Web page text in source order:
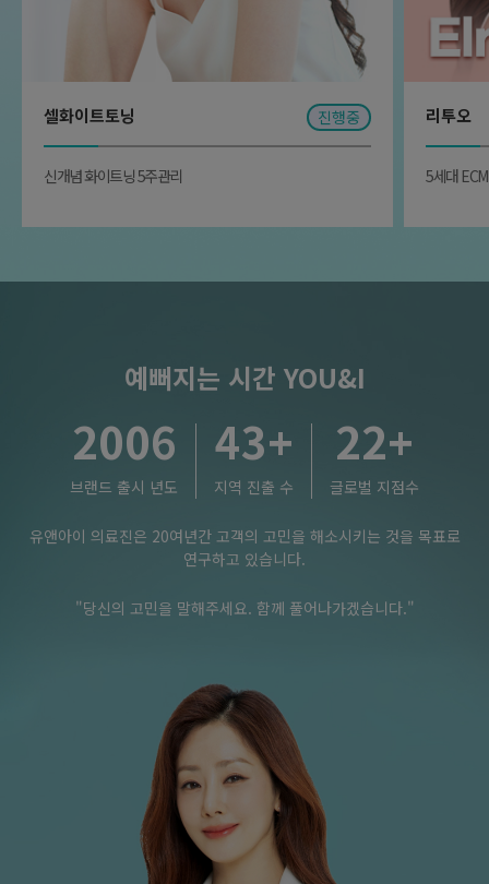
셀화이트토닝 진행중
신개념 화이트닝 5주관리
리투오
5세대
예뻐지는 시간 YOU&I
2006
브랜드 출시 년도
43+
지역 진출 수
22+
글로벌 지점수
유앤아이 의료진은 20여년간 고객의 고민을 해소시키는 것을 목표로
연구하고 있습니다.
"당신의 고민을 말해주세요. 함께 풀어나가겠습니다."